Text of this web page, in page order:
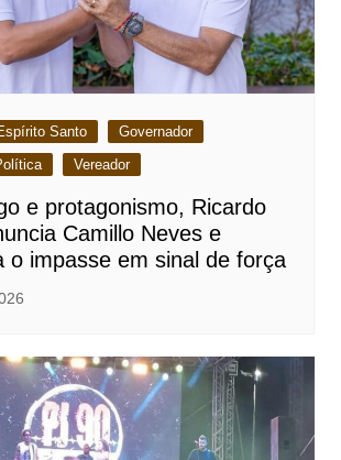
Santo
Governador
Vereador
e protagonismo, Ricardo
Camillo Neves e
o impasse em sinal de força